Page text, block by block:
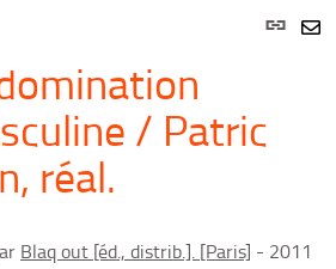
Lien
/ Patric
réal.
Blaq out [éd., distrib.]. [Paris] - 2011